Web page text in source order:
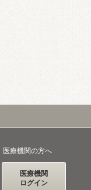
医療機関の方へ
医療機関
ログイン